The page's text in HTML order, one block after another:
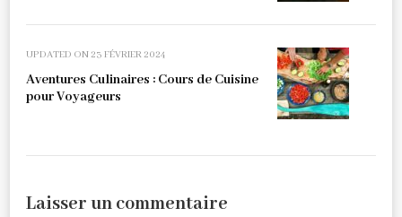
UPDATED ON23 FÉVRIER 2024
Aventures Culinaires : Cours de Cuisine
pour Voyageurs
Laisser un commentaire